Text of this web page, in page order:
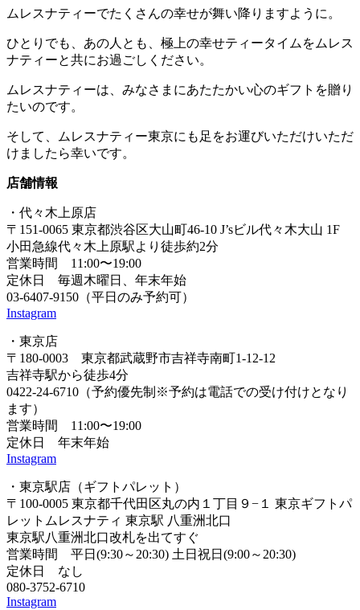
ムレスナティーでたくさんの幸せが舞い降りますように。
ひとりでも、あの人とも、極上の幸せティータイムをムレス
ナティーと共にお過ごしください。
ムレスナティーは、みなさまにあたたかい心のギフトを贈り
たいのです。
そして、ムレスナティー東京にも足をお運びいただけいただ
けましたら幸いです。
店舗情報
・代々木上原店
〒151-0065 東京都渋谷区大山町46-10 J’sビル代々木大山 1F
小田急線代々木上原駅より徒歩約2分
営業時間 11:00〜19:00
定休日 毎週木曜日、年末年始
03-6407-9150（平日のみ予約可）
Instagram
・東京店
〒180-0003 東京都武蔵野市吉祥寺南町1-12-12
吉祥寺駅から徒歩4分
0422-24-6710（予約優先制※予約は電話での受け付けとなり
ます）
営業時間 11:00〜19:00
定休日 年末年始
Instagram
・東京駅店（ギフトパレット）
〒100-0005 東京都千代田区丸の内１丁目９−１ 東京ギフトパ
レットムレスナティ 東京駅 八重洲北口
東京駅八重洲北口改札を出てすぐ
営業時間 平日(9:30～20:30) 土日祝日(9:00～20:30)
定休日 なし
080-3752-6710
Instagram